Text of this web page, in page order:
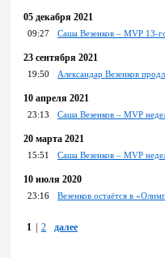
05 декабря 2021
09:27 Саша Везенков – MVP 13-
23 сентября 2021
19:50 Александар Везенков
10 апреля 2021
23:13 Саша Везенков – MVP
20 марта 2021
15:51 Саша Везенков – MVP
10 июля 2020
23:16 Везенков остаётся в
1 2 далее